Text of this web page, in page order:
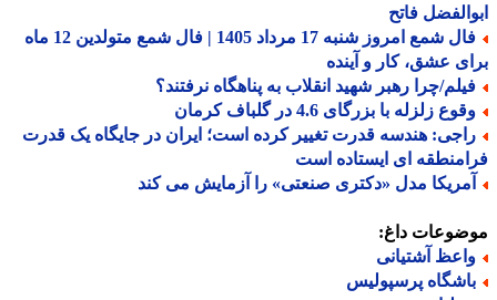
فاتح
فال شمع امروز شنبه 17 مرداد 1405 | فال شمع متولدین 12 ماه
عشق، کار و آینده
چرا رهبر شهید انقلاب به پناهگاه نرفتند؟
زلزله با بزرگای 4.6 در گلباف کرمان
هندسه قدرت تغییر کرده است؛ ایران در جایگاه یک قدرت
ای ایستاده است
مدل «دکتری صنعتی» را آزمایش می کند
داغ:
آشتیانی
پرسپولیس